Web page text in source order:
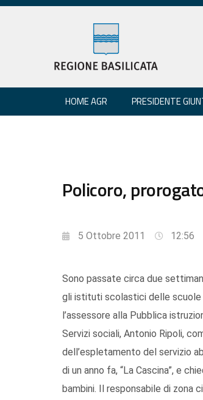
HOME AGR PRESIDENTE
Policoro,
5 Ottobre 2011 12:56
Sono passate circa due
gli istituti scolastici delle scuole
l’assessore alla Pubblica
Servizi sociali, Antonio Ripoli,
dell’espletamento del servizio
di un anno fa, “La Cascina”, e
bambini. Il responsabile di zona